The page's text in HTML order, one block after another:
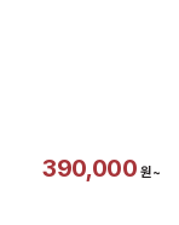
390,000 원~